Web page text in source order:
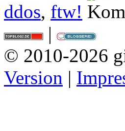
ddos, ftw!
|
© 2010-2026
Version |